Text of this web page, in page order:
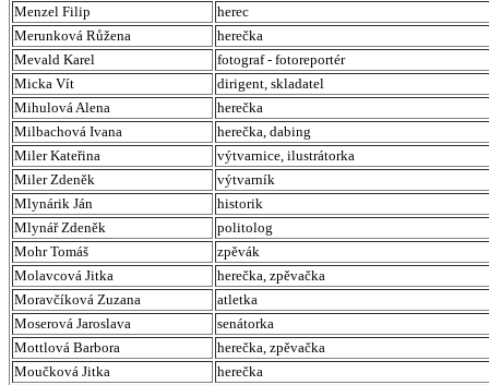
Menzel Filip
herec
Merunková Růžena
herečka
Mevald Karel
fotograf - fotoreportér
Micka Vít
dirigent, skladatel
Mihulová Alena
herečka
Milbachová Ivana
herečka, dabing
Miler Kateřina
výtvarnice, ilustrátorka
Miler Zdeněk
výtvarník
Mlynárik Ján
historik
Mlynář Zdeněk
politolog
Mohr Tomáš
zpěvák
Molavcová Jitka
herečka, zpěvačka
Moravčíková Zuzana
atletka
Moserová Jaroslava
senátorka
Mottlová Barbora
herečka, zpěvačka
Moučková Jitka
herečka